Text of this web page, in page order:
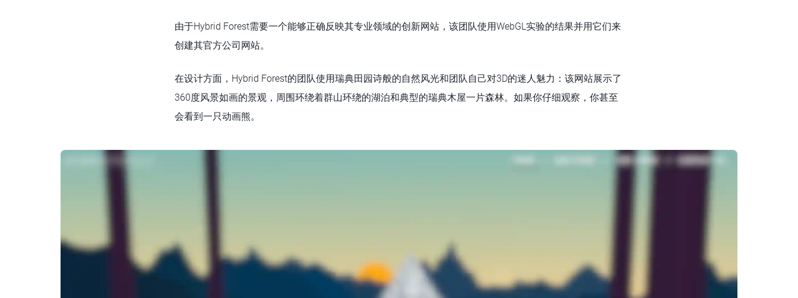
由于Hybrid Forest需要一个能够正确反映其专业领域的创新网站，该团队使用WebGL实验的结果并用它们来
创建其官方公司网站。
在设计方面，Hybrid Forest的团队使用瑞典田园诗般的自然风光和团队自己对3D的迷人魅力：该网站展示了
360度风景如画的景观，周围环绕着群山环绕的湖泊和典型的瑞典木屋一片森林。如果你仔细观察，你甚至
会看到一只动画熊。